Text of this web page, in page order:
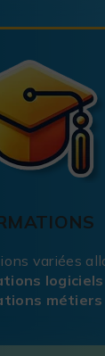
variées
logiciels
métiers